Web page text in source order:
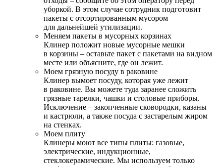
уборкой. В этом случае сотрудник подготовит
пакеты с отсортированным мусором
для дальнейшей утилизации.
Меняем пакеты в мусорных корзинах
Клинер положит новые мусорные мешки
в корзины – оставьте пакет с пакетами на видном
месте или объясните, где он лежит.
Моем грязную посуду в раковине
Клинер вымоет посуду, которая уже лежит
в раковине. Вы можете туда заранее сложить
грязные тарелки, чашки и столовые приборы.
Исключение – закопченные сковородки, казаны
и кастрюли, а также посуда с застарелым жиром
на стенках.
Моем плиту
Клинеры моют все типы плиты: газовые,
электрические, индукционные,
стеклокерамические. Мы используем только